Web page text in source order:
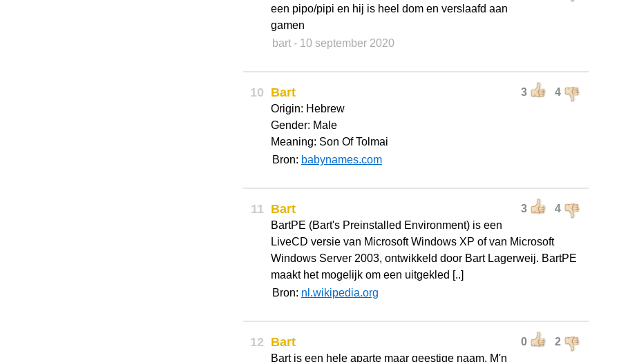
een pipo/pipi en hij is heel dom en verslaafd aan
gamen
bart - 10 september 2020
10 3 4
Bart
Origin: Hebrew
Gender: Male
Meaning: Son Of Tolmai
Bron: babynames.com
11 3 4
Bart
BartPE (Bart's Preinstalled Environment) is een
LiveCD versie van Microsoft Windows XP of van Microsoft
Windows Server 2003, ontwikkeld door Bart Lagerweij. BartPE
maakt het mogelijk om een uitgekled [..]
Bron: nl.wikipedia.org
12 0 2
Bart
Bart is een hele aparte maar geestige naam. M'n